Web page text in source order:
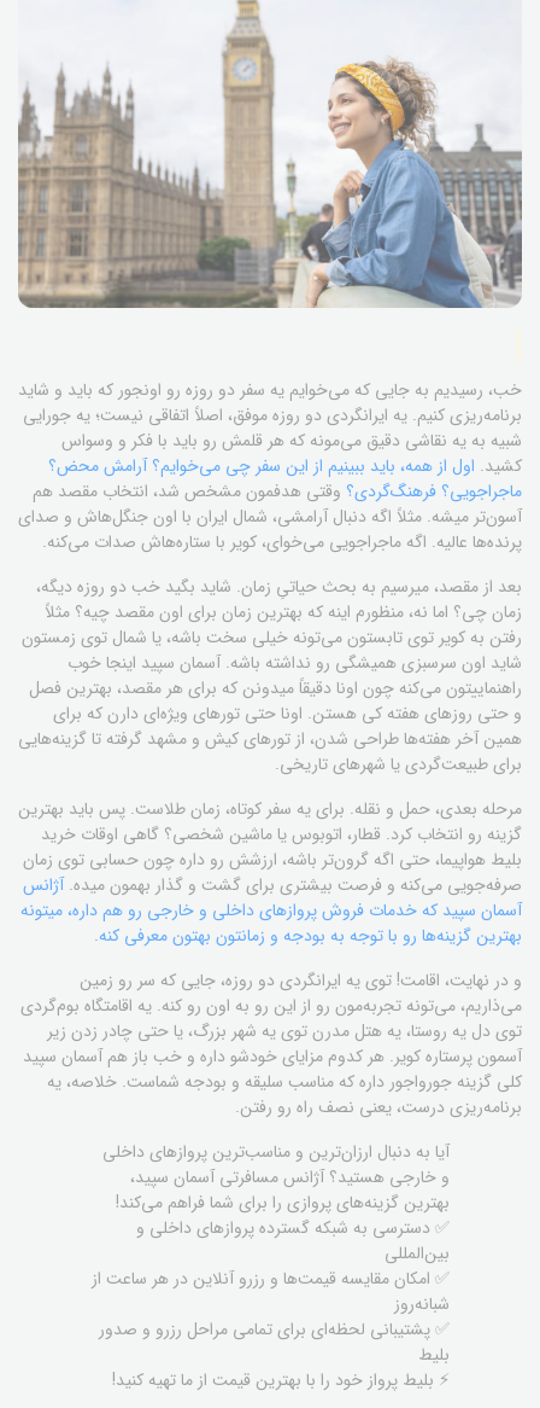
خب، رسیدیم به جایی که می‌خوایم یه سفر دو روزه رو اونجور که باید و شاید
برنامه‌ریزی کنیم. یه ایرانگردی دو روزه موفق، اصلاً اتفاقی نیست؛ یه جورایی
شبیه به یه نقاشی دقیق می‌مونه که هر قلمش رو باید با فکر و وسواس
کشید. اول از همه، باید ببینیم از این سفر چی می‌خوایم؟ آرامش محض؟
ماجراجویی؟ فرهنگ‌گردی؟ وقتی هدفمون مشخص شد، انتخاب مقصد هم
آسون‌تر میشه. مثلاً اگه دنبال آرامشی، شمال ایران با اون جنگل‌هاش و صدای
پرنده‌ها عالیه. اگه ماجراجویی می‌خوای، کویر با ستاره‌هاش صدات می‌کنه.
بعد از مقصد، میرسیم به بحث حیاتیِ زمان. شاید بگید خب دو روزه دیگه،
زمان چی؟ اما نه، منظورم اینه که بهترین زمان برای اون مقصد چیه؟ مثلاً
رفتن به کویر توی تابستون می‌تونه خیلی سخت باشه، یا شمال توی زمستون
شاید اون سرسبزی همیشگی رو نداشته باشه. آسمان سپید اینجا خوب
راهنماییتون می‌کنه چون اونا دقیقاً میدونن که برای هر مقصد، بهترین فصل
و حتی روزهای هفته کی هستن. اونا حتی تورهای ویژه‌ای دارن که برای
همین آخر هفته‌ها طراحی شدن، از تورهای کیش و مشهد گرفته تا گزینه‌هایی
برای طبیعت‌گردی یا شهرهای تاریخی.
مرحله بعدی، حمل و نقله. برای یه سفر کوتاه، زمان طلاست. پس باید بهترین
گزینه رو انتخاب کرد. قطار، اتوبوس یا ماشین شخصی؟ گاهی اوقات خرید
بلیط هواپیما، حتی اگه گرون‌تر باشه، ارزشش رو داره چون حسابی توی زمان
صرفه‌جویی می‌کنه و فرصت بیشتری برای گشت و گذار بهمون میده.آژانس
آسمان سپید که خدمات فروش پروازهای داخلی و خارجی رو هم داره، میتونه
بهترین گزینه‌ها رو با توجه به بودجه و زمانتون بهتون معرفی کنه.
و در نهایت، اقامت! توی یه ایرانگردی دو روزه، جایی که سر رو زمین
می‌ذاریم، می‌تونه تجربه‌مون رو از این رو به اون رو کنه. یه اقامتگاه بوم‌گردی
توی دل یه روستا، یه هتل مدرن توی یه شهر بزرگ، یا حتی چادر زدن زیر
آسمون پرستاره کویر. هر کدوم مزایای خودشو داره و خب باز هم آسمان سپید
کلی گزینه جورواجور داره که مناسب سلیقه و بودجه شماست. خلاصه، یه
برنامه‌ریزی درست، یعنی نصف راه رو رفتن.
آیا به دنبال ارزان‌ترین و مناسب‌ترین پروازهای داخلی
و خارجی هستید؟ آژانس مسافرتی آسمان سپید،
بهترین گزینه‌های پروازی را برای شما فراهم می‌کند!
✅ دسترسی به شبکه گسترده پروازهای داخلی و
بین‌المللی
✅ امکان مقایسه قیمت‌ها و رزرو آنلاین در هر ساعت از
شبانه‌روز
✅ پشتیبانی لحظه‌ای برای تمامی مراحل رزرو و صدور
بلیط
⚡ بلیط پرواز خود را با بهترین قیمت از ما تهیه کنید!